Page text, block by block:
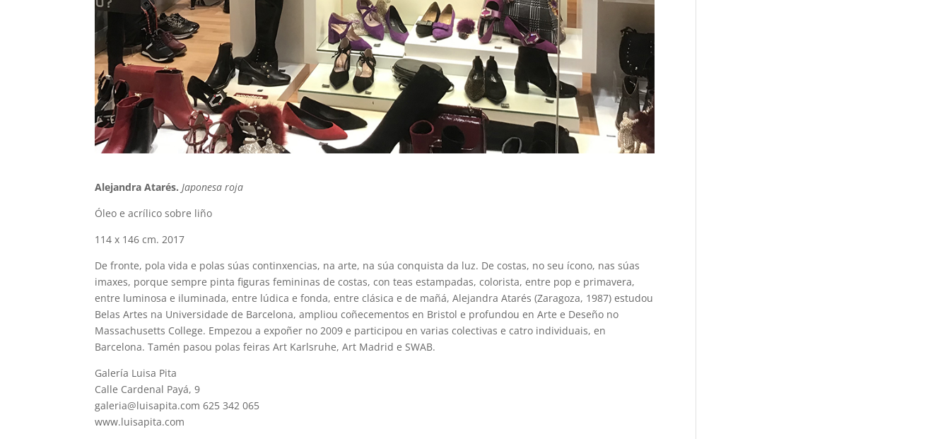
Alejandra Atarés. Japonesa roja
Óleo e acrílico sobre liño
114 x 146 cm. 2017
De fronte, pola vida e polas súas continxencias, na arte, na súa conquista da luz. De costas, no seu ícono, nas súas
imaxes, porque sempre pinta figuras femininas de costas, con teas estampadas, colorista, entre pop e primavera,
entre luminosa e iluminada, entre lúdica e fonda, entre clásica e de mañá, Alejandra Atarés (Zaragoza, 1987) estudou
Belas Artes na Universidade de Barcelona, ​​ampliou coñecementos en Bristol e profundou en Arte e Deseño no
Massachusetts College. Empezou a expoñer no 2009 e participou en varias colectivas e catro individuais, en
Barcelona. Tamén ​​pasou polas feiras Art Karlsruhe, Art Madrid e SWAB.
Galería Luisa Pita
Calle Cardenal Payá, 9
galeria@luisapita.com 625 342 065
www.luisapita.com